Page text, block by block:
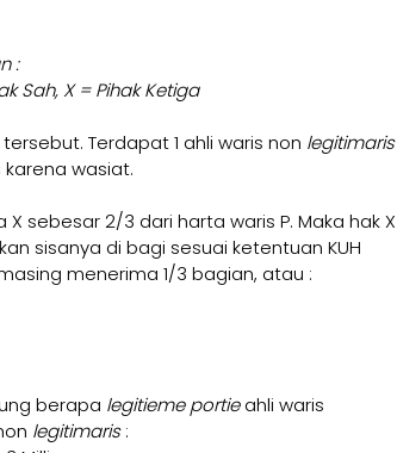
:
Sah, X = Pihak Ketiga
Terdapat 1 ahli waris non legitimaris
karena wasiat.
sebesar 2/3 dari harta waris P. Maka hak X
sisanya di bagi sesuai ketentuan KUH
menerima 1/3 bagian, atau :
berapa legitieme portie ahli waris
legitimaris :